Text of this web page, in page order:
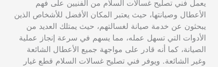
يعمل فني تصليح غسالات السلام من الفنيين على فهم
الأعطال وصيانتها، حيث يعتبر المكان الأفضل للأشخاص الذين
يبحثون عن خدمة صيانة لغسالتهم، حيث يمتلك العديد من
الأدوات التي تسهل عمله، مما يسهم في سرعة إنجاز عملية
الصيانة، كما أنه قادر على مواجهة جميع الأعطال الشائعة
وغير الشائعة. ويوفر فني تصليح غسالات السلام قطع غيار